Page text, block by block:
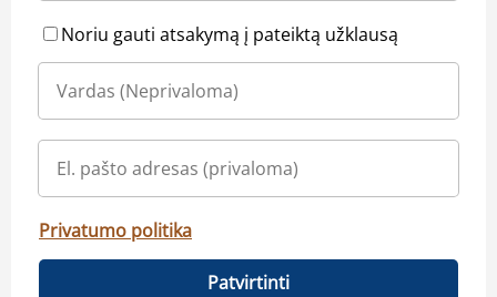
Noriu gauti atsakymą į pateiktą užklausą
Privatumo politika
Patvirtinti